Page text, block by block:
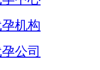
机构
公司